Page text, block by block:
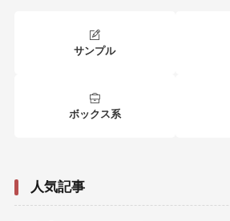
サンプル
ボックス系
人気記事